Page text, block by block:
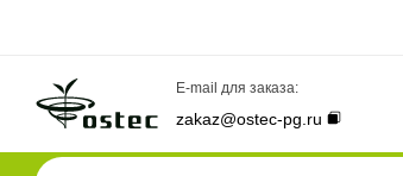
E-mail для заказа:
zakaz@ostec-pg.ru